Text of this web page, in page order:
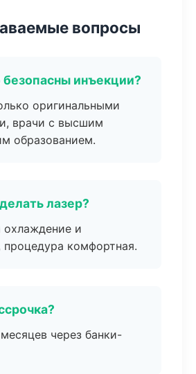
вопросы
безопасны инъекции?
оригинальными
врачи с высшим
образованием.
лазер?
охлаждение и
процедура комфортная.
через банки-